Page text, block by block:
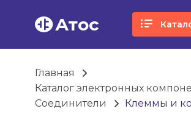
Атос
Главная
Каталог электронных
Соединители
Клеммы и